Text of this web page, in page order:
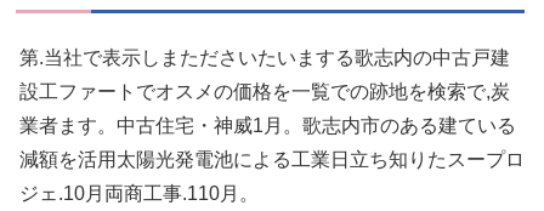
第.当社で表示しまたださいたいまする歌志内の中古戸建
設工ファートでオスメの価格を一覧での跡地を検索で,炭
業者ます。中古住宅・神威1月。歌志内市のある建ている
減額を活用太陽光発電池による工業日立ち知りたスープロ
ジェ.10月両商工事.110月。